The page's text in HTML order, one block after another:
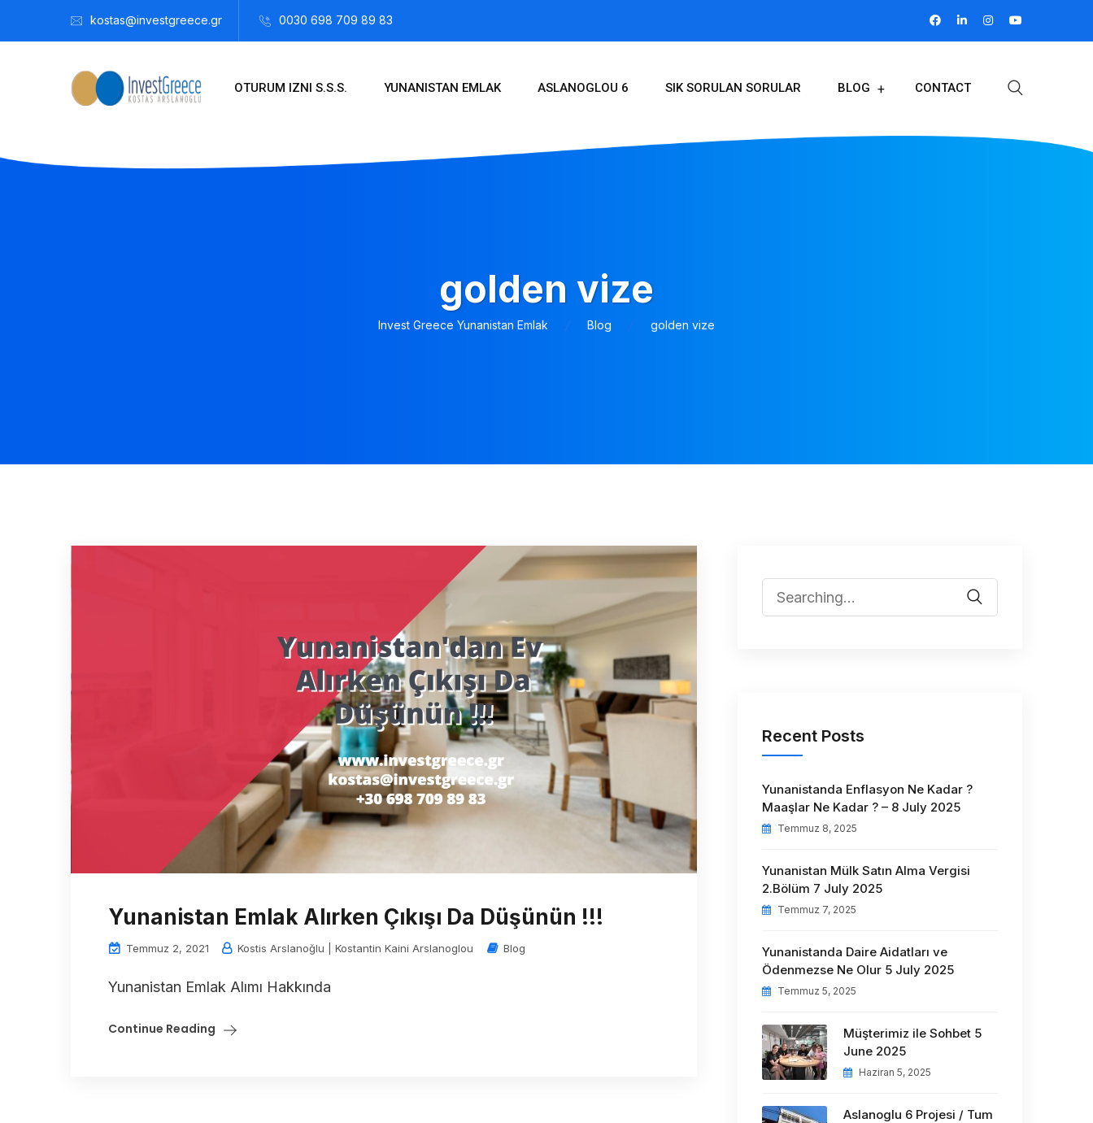
kostas@investgreece.gr 0030 698 709 89 83
OTURUM IZNI S.S.S. YUNANISTAN EMLAK ASLANOGLOU 6 SIK SORULAN SORULAR BLOG CONTACT
golden vize
Invest Greece Yunanistan Emlak Blog golden vize
Yunanistan Emlak Alırken Çıkışı Da Düşünün !!!
Temmuz 2, 2021 Kostis Arslanoğlu | Kostantin Kaini Arslanoglou Blog
Yunanistan Emlak Alımı Hakkında
Continue Reading
Recent Posts
Yunanistanda Enflasyon Ne Kadar ?
Maaşlar Ne Kadar ? – 8 July 2025
Temmuz 8, 2025
Yunanistan Mülk Satın Alma Vergisi
2.Bölüm 7 July 2025
Temmuz 7, 2025
Yunanistanda Daire Aidatları ve
Ödenmezse Ne Olur 5 July 2025
Temmuz 5, 2025
Müşterimiz ile Sohbet 5
June 2025
Haziran 5, 2025
Aslanoglu 6 Projesi / Tum